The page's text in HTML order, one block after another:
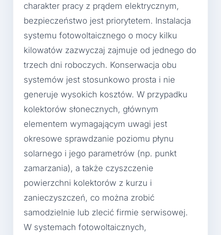
charakter pracy z prądem elektrycznym,
bezpieczeństwo jest priorytetem. Instalacja
systemu fotowoltaicznego o mocy kilku
kilowatów zazwyczaj zajmuje od jednego do
trzech dni roboczych. Konserwacja obu
systemów jest stosunkowo prosta i nie
generuje wysokich kosztów. W przypadku
kolektorów słonecznych, głównym
elementem wymagającym uwagi jest
okresowe sprawdzanie poziomu płynu
solarnego i jego parametrów (np. punkt
zamarzania), a także czyszczenie
powierzchni kolektorów z kurzu i
zanieczyszczeń, co można zrobić
samodzielnie lub zlecić firmie serwisowej.
W systemach fotowoltaicznych,